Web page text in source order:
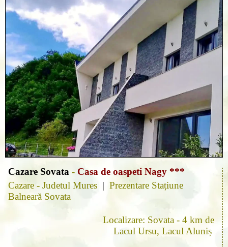
Cazare Sovata - Casa de oaspeti Nagy ***
Cazare - Judetul Mures | Prezentare Stațiune
Balneară Sovata
Localizare: Sovata - 4 km de
Lacul Ursu, Lacul Aluniș